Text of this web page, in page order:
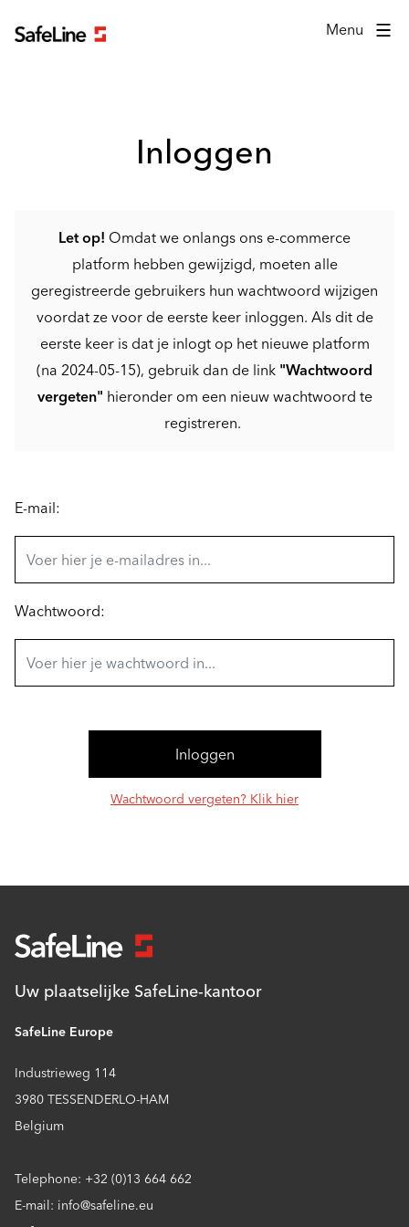
Menu
Inloggen
Let op! Omdat we onlangs ons e-commerce
platform hebben gewijzigd, moeten alle
geregistreerde gebruikers hun wachtwoord wijzigen
voordat ze voor de eerste keer inloggen. Als dit de
eerste keer is dat je inlogt op het nieuwe platform
(na 2024-05-15), gebruik dan de link "Wachtwoord
vergeten" hieronder om een nieuw wachtwoord te
registreren.
Inlogformulier
E-mail:
Wachtwoord:
Wachtwoord vergeten? Klik hier
Uw plaatselijke SafeLine-kantoor
SafeLine Europe
Industrieweg 114
3980 TESSENDERLO-HAM
Belgium
Telephone: +32 (0)13 664 662
E-mail: info@safeline.eu